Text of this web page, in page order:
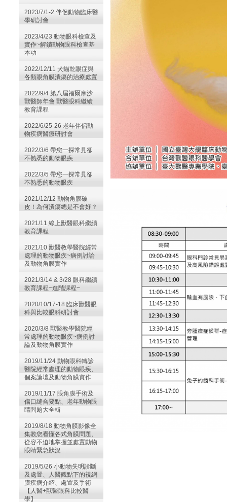
2023/7/1-2 伴侶動物臨床醫
學研討會
2023/4/23 動物眼科檢查及
實作~解鎖動物眼科檢查基
本功
2022/12/11 犬貓乾眼症與
各類眼角膜潰瘍的治療處置
2022/9/4 第八屆福爾摩沙
獸醫師年會 獸醫眼科繼續
教育課程
2022/6/25-26 老年伴侶動
物疾病醫療研討會
2022/3/6 帶您一探常見卻
不熟悉的動物眼疾
2022/3/5 帶您一探常見卻
不熟悉的動物眼疾
2021/12/12 動物角膜破
皮！為何潰瘍總是不會好？
2021/11 線上獸醫眼科繼續
教育課程
2021/10 獸醫教學醫院經常
處理的動物眼疾~病例討論
及動物角膜實作
2021/3/14 & 3/28 眼科繼續
教育課程~進階課程~
2020/10/17-18 臨床獸醫眼
科與比較眼科研討會
2020/3/8 獸醫教學醫院經
常處理的動物眼疾~病例討
論及動物角膜實作
2019/11/24 動物眼科轉診
醫院經常處理的動物眼疾、
個案論壇及動物角膜實作
2019/11/17 眼角膜手術及
傷口縫合要點、老年動物眼
睛問題大全輯
2019/8/18 動物角膜影像全
集教您看懂各式角膜問題、
從容不迫地掌握並處置動物
眼睛緊急狀況
2019/5/26 小動物失明診斷
及處置、人醫觀點下的視網
膜疾病介紹、處置及手術
【人醫+獸醫眼科比較醫
學】